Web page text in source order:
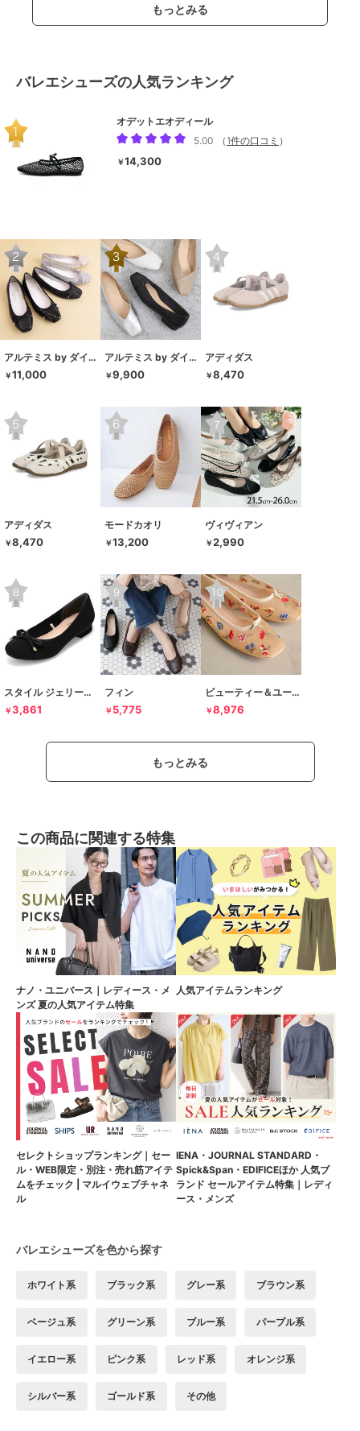
もっとみる
バレエシューズの人気ランキング
オデットエオディール
5.00
（ 1件の口コミ ）
￥14,300
アルテミス by ダイアナ
￥11,000
アルテミス by ダイアナ
￥9,900
アディダス
￥8,470
アディダス
￥8,470
モードカオリ
￥13,200
ヴィヴィアン
￥2,990
スタイル ジェリービーンズ
￥3,861
フィン
￥ 5,775
ビューティー＆ユース ユナイテッドアローズ
￥8,976
もっとみる
この商品に関連する特集
ナノ・ユニバース｜レディース・メ
ンズ 夏の人気アイテム特集
人気アイテムランキング
セレクトショップランキング｜セー
ル・WEB限定・別注・売れ筋アイテ
ムをチェック | マルイウェブチャネ
ル
IENA・JOURNAL STANDARD・
Spick&Span・EDIFICEほか 人気ブ
ランド セールアイテム特集｜レディ
ース・メンズ
バレエシューズを色から探す
ホワイト系 ブラック系 グレー系 ブラウン系
ベージュ系 グリーン系 ブルー系 パープル系
イエロー系 ピンク系 レッド系 オレンジ系
シルバー系 ゴールド系 その他